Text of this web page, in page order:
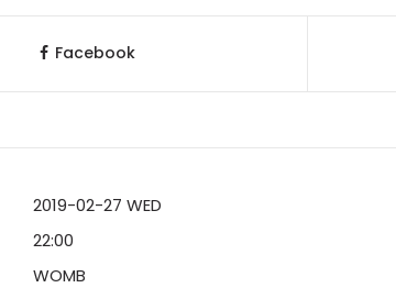
Facebook
2019-02-27 WED
22:00
WOMB